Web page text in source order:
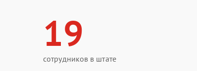
19
сотрудников в штате